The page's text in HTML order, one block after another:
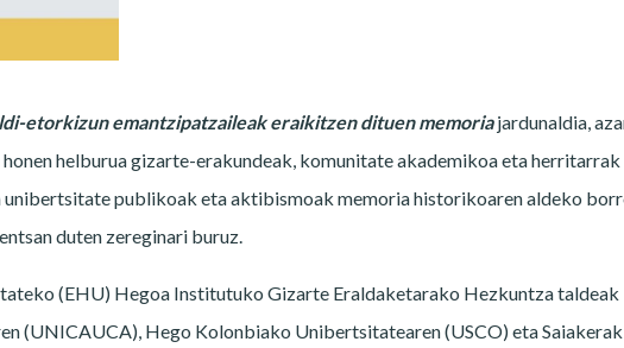
etorkizun emantzipatzaileak eraikitzen dituen memoriajardunaldia,
honen helburua gizarte-erakundeak, komunitate akademikoa eta herritarrak
unibertsitate publikoak eta aktibismoak memoria historikoaren aldeko
duten zereginari buruz.
(EHU) Hegoa Institutuko Gizarte Eraldaketarako Hezkuntza taldeak
(UNICAUCA), Hego Kolonbiako Unibertsitatearen (USCO) eta Saiakerak